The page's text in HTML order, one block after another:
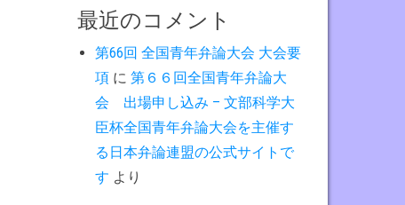
最近のコメント
第66回 全国青年弁論大会 大会要
項に 第６６回全国青年弁論大
会 出場申し込み – 文部科学大
臣杯全国青年弁論大会を主催す
る日本弁論連盟の公式サイトで
す より